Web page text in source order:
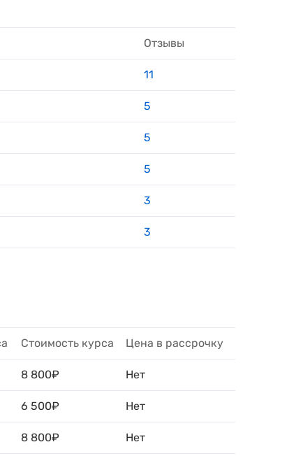
Отзывы
11
5
5
5
3
3
Стоимость курса Цена в рассрочку
8 800₽ Нет
6 500₽ Нет
8 800₽ Нет